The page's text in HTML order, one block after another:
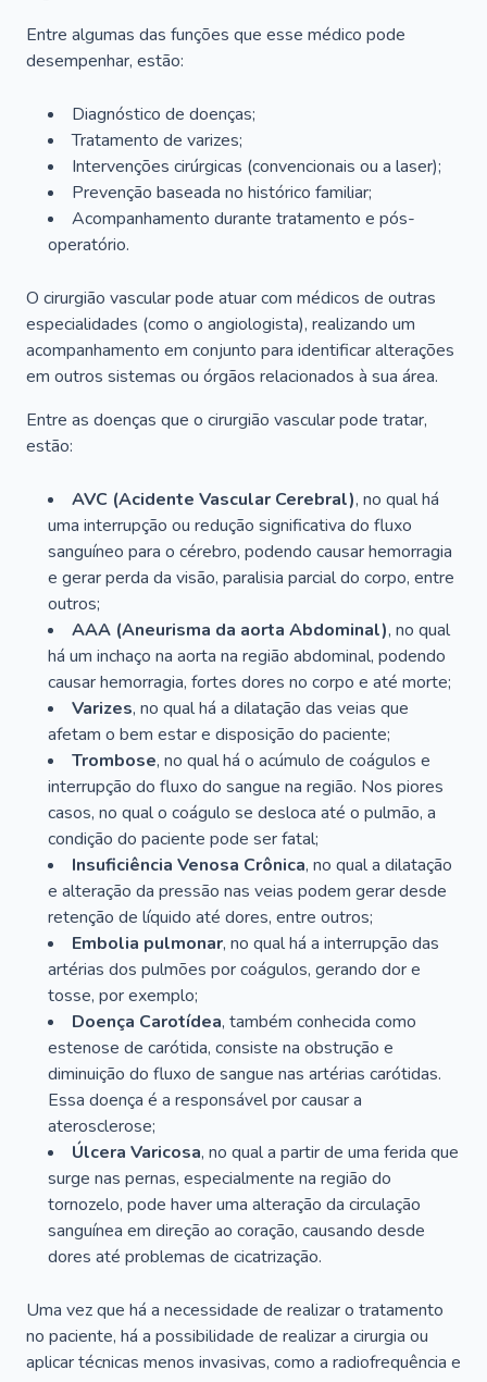
Entre algumas das funções que esse médico pode
desempenhar, estão:
Diagnóstico de doenças;
Tratamento de varizes;
Intervenções cirúrgicas (convencionais ou a laser);
Prevenção baseada no histórico familiar;
Acompanhamento durante tratamento e pós-
operatório.
O cirurgião vascular pode atuar com médicos de outras
especialidades (como o angiologista), realizando um
acompanhamento em conjunto para identificar alterações
em outros sistemas ou órgãos relacionados à sua área.
Entre as doenças que o cirurgião vascular pode tratar,
estão:
AVC (Acidente Vascular Cerebral), no qual há
uma interrupção ou redução significativa do fluxo
sanguíneo para o cérebro, podendo causar hemorragia
e gerar perda da visão, paralisia parcial do corpo, entre
outros;
AAA (Aneurisma da aorta Abdominal), no qual
há um inchaço na aorta na região abdominal, podendo
causar hemorragia, fortes dores no corpo e até morte;
Varizes, no qual há a dilatação das veias que
afetam o bem estar e disposição do paciente;
Trombose, no qual há o acúmulo de coágulos e
interrupção do fluxo do sangue na região. Nos piores
casos, no qual o coágulo se desloca até o pulmão, a
condição do paciente pode ser fatal;
Insuficiência Venosa Crônica, no qual a dilatação
e alteração da pressão nas veias podem gerar desde
retenção de líquido até dores, entre outros;
Embolia pulmonar, no qual há a interrupção das
artérias dos pulmões por coágulos, gerando dor e
tosse, por exemplo;
Doença Carotídea, também conhecida como
estenose de carótida, consiste na obstrução e
diminuição do fluxo de sangue nas artérias carótidas.
Essa doença é a responsável por causar a
aterosclerose;
Úlcera Varicosa, no qual a partir de uma ferida que
surge nas pernas, especialmente na região do
tornozelo, pode haver uma alteração da circulação
sanguínea em direção ao coração, causando desde
dores até problemas de cicatrização.
Uma vez que há a necessidade de realizar o tratamento
no paciente, há a possibilidade de realizar a cirurgia ou
aplicar técnicas menos invasivas, como a radiofrequência e